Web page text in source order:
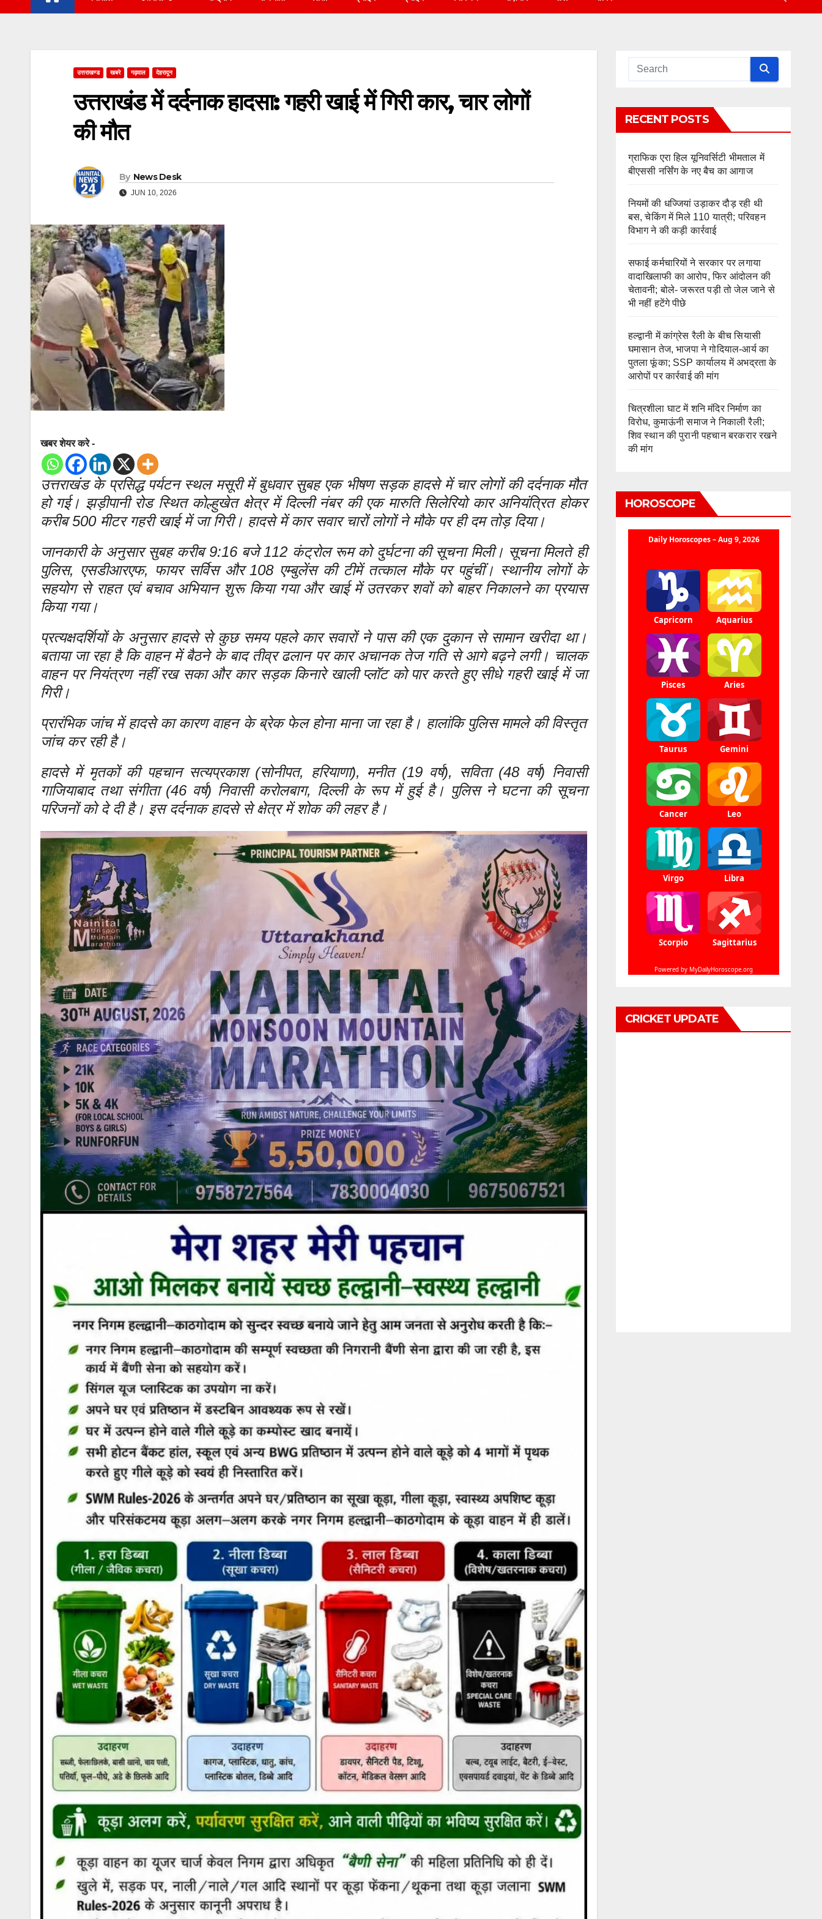
उत्तराखण्ड खबरे गढ़वाल देहरादून
उत्तराखंड में दर्दनाक हादसा: गहरी खाई में गिरी कार, चार लोगों
की मौत
By News Desk
JUN 10, 2026
खबर शेयर करे -
उत्तराखंड के प्रसिद्ध पर्यटन स्थल मसूरी में बुधवार सुबह एक भीषण सड़क हादसे में चार लोगों की दर्दनाक मौत
हो गई। झड़ीपानी रोड स्थित कोल्हुखेत क्षेत्र में दिल्ली नंबर की एक मारुति सिलेरियो कार अनियंत्रित होकर
करीब 500 मीटर गहरी खाई में जा गिरी। हादसे में कार सवार चारों लोगों ने मौके पर ही दम तोड़ दिया।
जानकारी के अनुसार सुबह करीब 9:16 बजे 112 कंट्रोल रूम को दुर्घटना की सूचना मिली। सूचना मिलते ही
पुलिस, एसडीआरएफ, फायर सर्विस और 108 एम्बुलेंस की टीमें तत्काल मौके पर पहुंचीं। स्थानीय लोगों के
सहयोग से राहत एवं बचाव अभियान शुरू किया गया और खाई में उतरकर शवों को बाहर निकालने का प्रयास
किया गया।
प्रत्यक्षदर्शियों के अनुसार हादसे से कुछ समय पहले कार सवारों ने पास की एक दुकान से सामान खरीदा था।
बताया जा रहा है कि वाहन में बैठने के बाद तीव्र ढलान पर कार अचानक तेज गति से आगे बढ़ने लगी। चालक
वाहन पर नियंत्रण नहीं रख सका और कार सड़क किनारे खाली प्लॉट को पार करते हुए सीधे गहरी खाई में जा
गिरी।
प्रारंभिक जांच में हादसे का कारण वाहन के ब्रेक फेल होना माना जा रहा है। हालांकि पुलिस मामले की विस्तृत
जांच कर रही है।
हादसे में मृतकों की पहचान सत्यप्रकाश (सोनीपत, हरियाणा), मनीत (19 वर्ष), सविता (48 वर्ष) निवासी
गाजियाबाद तथा संगीता (46 वर्ष) निवासी करोलबाग, दिल्ली के रूप में हुई है। पुलिस ने घटना की सूचना
परिजनों को दे दी है। इस दर्दनाक हादसे से क्षेत्र में शोक की लहर है।
RECENT POSTS
ग्राफिक एरा हिल यूनिवर्सिटी भीमताल में
बीएससी नर्सिंग के नए बैच का आगाज
नियमों की धज्जियां उड़ाकर दौड़ रही थी
बस, चेकिंग में मिले 110 यात्री; परिवहन
विभाग ने की कड़ी कार्रवाई
सफाई कर्मचारियों ने सरकार पर लगाया
वादाखिलाफी का आरोप, फिर आंदोलन की
चेतावनी; बोले- जरूरत पड़ी तो जेल जाने से
भी नहीं हटेंगे पीछे
हल्द्वानी में कांग्रेस रैली के बीच सियासी
घमासान तेज, भाजपा ने गोदियाल-आर्य का
पुतला फूंका; SSP कार्यालय में अभद्रता के
आरोपों पर कार्रवाई की मांग
चित्रशीला घाट में शनि मंदिर निर्माण का
विरोध, कुमाऊंनी समाज ने निकाली रैली;
शिव स्थान की पुरानी पहचान बरकरार रखने
की मांग
HOROSCOPE
CRICKET UPDATE